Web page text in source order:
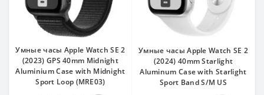
Умные часы Apple Watch SE 2
(2023) GPS 40mm Midnight
Aluminium Case with Midnight
Sport Loop (MRE03)
Умные часы Apple Watch SE 2
(2024) 40mm Starlight
Aluminum Case with Starlight
Sport Band S/M US